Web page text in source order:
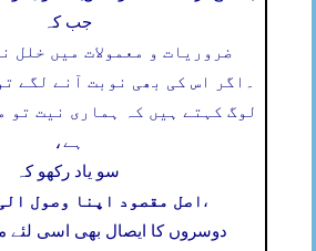
جب کہ
ضروریات و معمولات میں خلل
اگر اس کی بھی نوبت آنے لگے
لوگ کہتے ہیں کہ ہماری نیت تو
ہے،
سو یاد رکھو کہ
اصل مقصود اپنا وصول ،
دوسروں کا ایصال بھی اسی لئے